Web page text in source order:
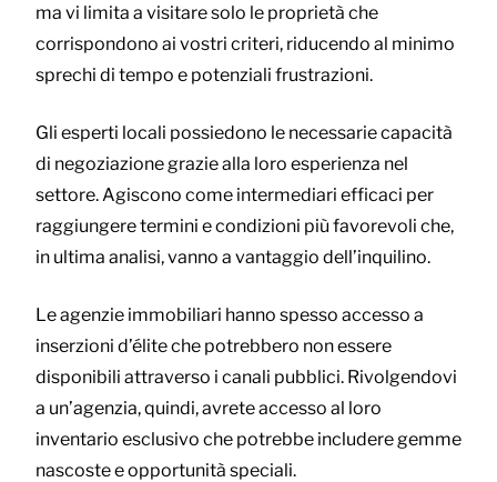
ma vi limita a visitare solo le proprietà che
corrispondono ai vostri criteri, riducendo al minimo
sprechi di tempo e potenziali frustrazioni.
Gli esperti locali possiedono le necessarie capacità
di negoziazione grazie alla loro esperienza nel
settore. Agiscono come intermediari efficaci per
raggiungere termini e condizioni più favorevoli che,
in ultima analisi, vanno a vantaggio dell’inquilino.
Le agenzie immobiliari hanno spesso accesso a
inserzioni d’élite che potrebbero non essere
disponibili attraverso i canali pubblici. Rivolgendovi
a un’agenzia, quindi, avrete accesso al loro
inventario esclusivo che potrebbe includere gemme
nascoste e opportunità speciali.